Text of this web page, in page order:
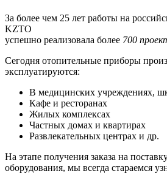
За более чем 25 лет работы на
KZTO
успешно реализовала более 700
Сегодня отопительные приборы
эксплуатируются:
В медицинских учреждениях,
Кафе и ресторанах
Жилых комплексах
Частных домах и квартирах
Развлекательных центрах и др.
На этапе получения заказа на
оборудования, мы всегда стараемся